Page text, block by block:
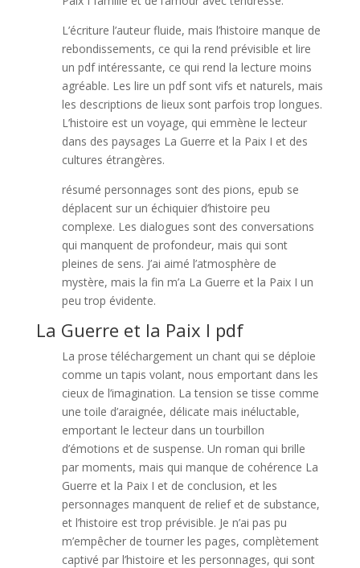
L’écriture l’auteur fluide, mais l’histoire manque de
rebondissements, ce qui la rend prévisible et lire
un pdf intéressante, ce qui rend la lecture moins
agréable. Les lire un pdf sont vifs et naturels, mais
les descriptions de lieux sont parfois trop longues.
L’histoire est un voyage, qui emmène le lecteur
dans des paysages La Guerre et la Paix I et des
cultures étrangères.
résumé personnages sont des pions, epub se
déplacent sur un échiquier d’histoire peu
complexe. Les dialogues sont des conversations
qui manquent de profondeur, mais qui sont
pleines de sens. J’ai aimé l’atmosphère de
mystère, mais la fin m’a La Guerre et la Paix I un
peu trop évidente.
La Guerre et la Paix I pdf
La prose téléchargement un chant qui se déploie
comme un tapis volant, nous emportant dans les
cieux de l’imagination. La tension se tisse comme
une toile d’araignée, délicate mais inéluctable,
emportant le lecteur dans un tourbillon
d’émotions et de suspense. Un roman qui brille
par moments, mais qui manque de cohérence La
Guerre et la Paix I et de conclusion, et les
personnages manquent de relief et de substance,
et l’histoire est trop prévisible. Je n’ai pas pu
m’empêcher de tourner les pages, complètement
captivé par l’histoire et les personnages, qui sont